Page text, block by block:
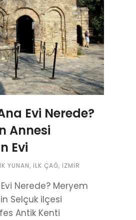
Evi Nerede?
Annesi
Evi
YUNAN, İLK ÇAĞ, İZMIR
Nerede? Meryem
Selçuk ilçesi
Antik Kenti